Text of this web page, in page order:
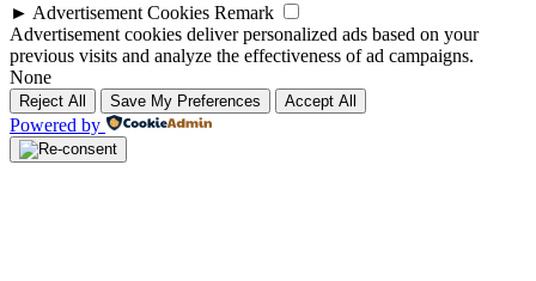
► Advertisement Cookies Remark
Advertisement cookies deliver personalized ads based on your
previous visits and analyze the effectiveness of ad campaigns.
None
Reject All Save My Preferences Accept All
Powered by